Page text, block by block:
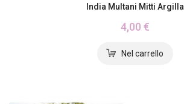
India Multani Mitti Argilla
4,00 €